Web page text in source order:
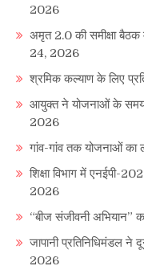
2026
अमृत 2.0 की समीक्षा बैठक
24, 2026
श्रमिक कल्याण के लिए
आयुक्त ने योजनाओं के
2026
गांव-गांव तक योजनाओं का
शिक्षा विभाग में एनईपी-
2026
“बीज संजीवनी अभियान”
जापानी प्रतिनिधिमंडल ने
2026